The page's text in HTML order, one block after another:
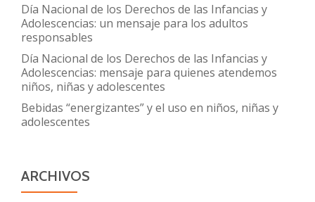
Día Nacional de los Derechos de las Infancias y
Adolescencias: un mensaje para los adultos
responsables
Día Nacional de los Derechos de las Infancias y
Adolescencias: mensaje para quienes atendemos
niños, niñas y adolescentes
Bebidas “energizantes” y el uso en niños, niñas y
adolescentes
ARCHIVOS